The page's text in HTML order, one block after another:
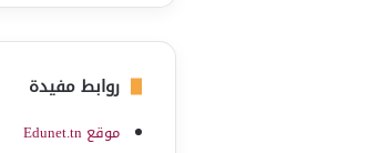
روابط مفيدة
موقع Edunet.tn